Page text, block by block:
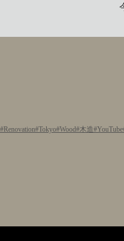
Renovation Tokyo Wood 木造 YouTube